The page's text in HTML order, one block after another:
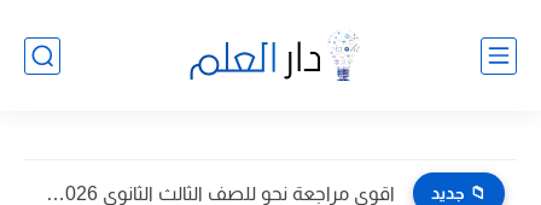
📁 جديد نماذج محافظة القاهرة الاسترشادية في كل المواد بالاجابات للصف الثالث...